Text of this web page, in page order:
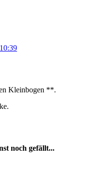
Kleinbogen **.
noch gefällt...